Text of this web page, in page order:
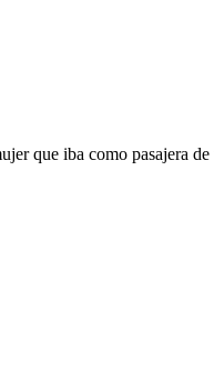
que iba como pasajera